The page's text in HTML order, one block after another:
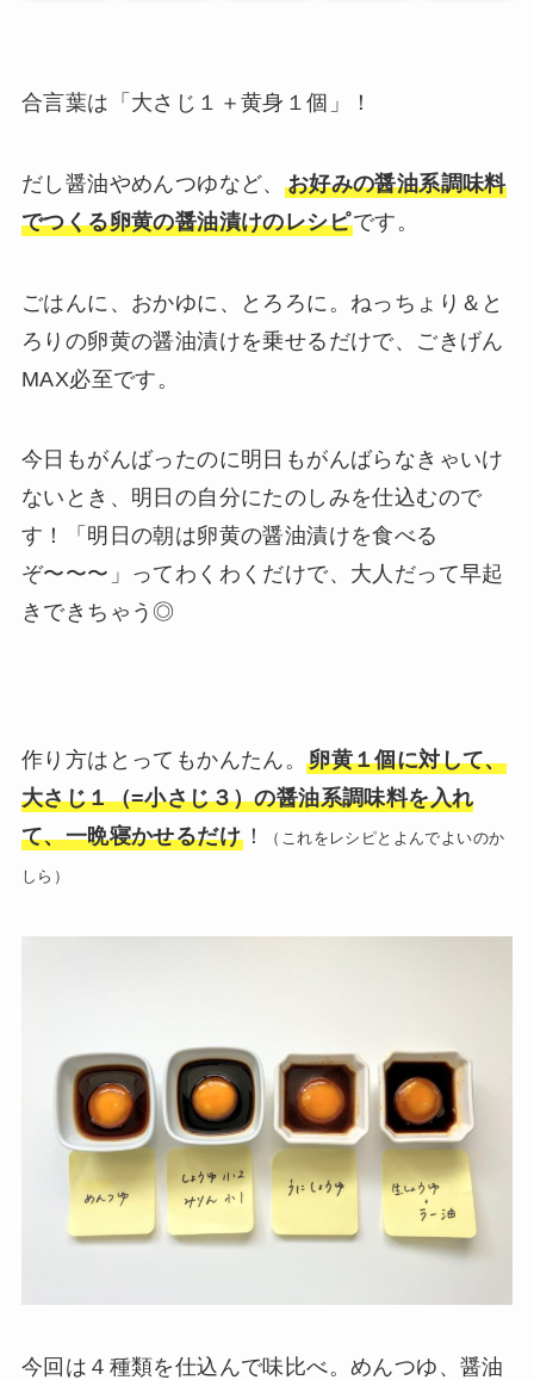
合言葉は「大さじ１＋黄身１個」！
だし醤油やめんつゆなど、 お好みの醤油系調味料
でつくる卵黄の醤油漬けのレシピです。
ごはんに、おかゆに、とろろに。ねっちょり＆と
ろりの卵黄の醤油漬けを乗せるだけで、ごきげん
MAX必至です。
今日もがんばったのに明日もがんばらなきゃいけ
ないとき、明日の自分にたのしみを仕込むので
す！「明日の朝は卵黄の醤油漬けを食べる
ぞ〜〜〜」ってわくわくだけで、大人だって早起
きできちゃう◎
作り方はとってもかんたん。卵黄１個に対して、
大さじ１（=小さじ３）の醤油系調味料を入れ
て、一晩寝かせるだけ！ （これをレシピとよんでよいのか
しら）
今回は４種類を仕込んで味比べ。めんつゆ、醤油